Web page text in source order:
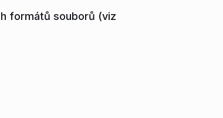
formátů souborů (viz